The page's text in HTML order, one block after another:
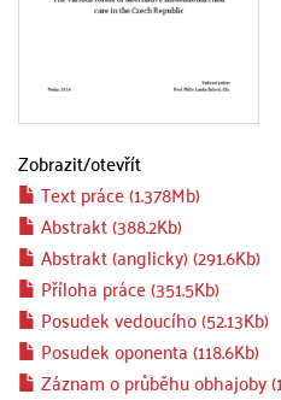
Zobrazit/otevřít
Text práce (1.378Mb)
Abstrakt (388.2Kb)
Abstrakt (anglicky) (291.6Kb)
Příloha práce (351.5Kb)
Posudek vedoucího (52.13Kb)
Posudek oponenta (118.6Kb)
Záznam o průběhu obhajoby